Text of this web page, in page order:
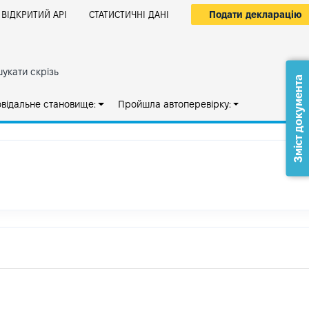
ВІДКРИТИЙ АРІ СТАТИСТИЧНІ ДАНІ Подати декларацію
скрізь
становище: Пройшла автоперевірку: Зміст документа